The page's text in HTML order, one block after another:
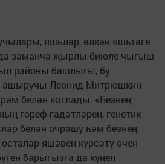
яшьләр, өлкән яшьтәге
заманча җырлы-биюле чыгыш
районы башлыгы, бу
ашыручы Леонид Митрюшкин
белән котлады. «Безнең
гореф-гадәтләрен, генетик
белән очрашу һәм безнең
яшәвен күрсәтү өчен
барыгызга да күңел